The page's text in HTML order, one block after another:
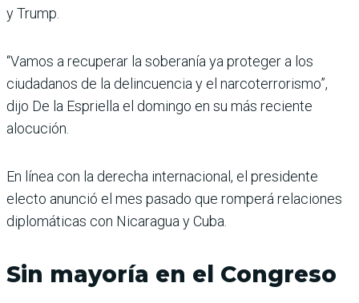
y Trump.
“Vamos a recuperar la soberanía ya proteger a los
ciudadanos de la delincuencia y el narcoterrorismo”,
dijo De la Espriella el domingo en su más reciente
alocución.
En línea con la derecha internacional, el presidente
electo anunció el mes pasado que romperá relaciones
diplomáticas con Nicaragua y Cuba.
Sin mayoría en el Congreso